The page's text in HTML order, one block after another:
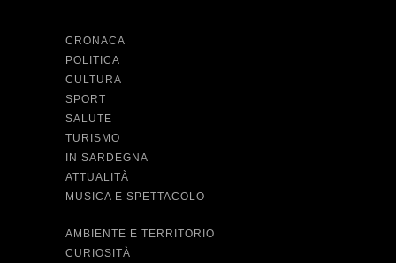
CRONACA
POLITICA
CULTURA
SPORT
SALUTE
TURISMO
IN SARDEGNA
ATTUALITÀ
MUSICA E SPETTACOLO
AMBIENTE E TERRITORIO
CURIOSITÀ